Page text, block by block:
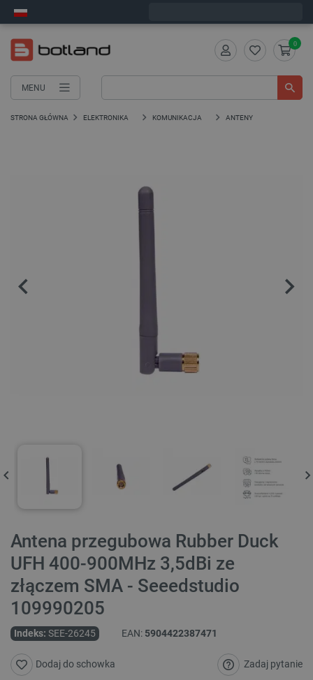
MENU
0
STRONA GŁÓWNA ELEKTRONIKA KOMUNIKACJA ANTENY
Antena przegubowa Rubber Duck
UFH 400-900MHz 3,5dBi ze
złączem SMA - Seeedstudio
109990205
Indeks: SEE-26245 EAN: 5904422387471
Zadaj pytanie
Dodaj do schowka